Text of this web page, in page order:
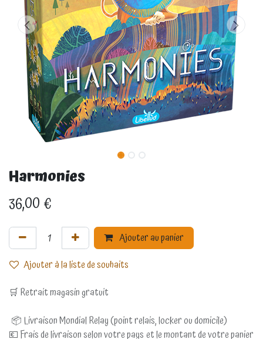
Harmonies
36,00€
Ajouter au panier
Ajouter à la liste de souhaits
🛒 Retrait magasin gratuit
📦 Livraison Mondial Relay (point relais, locker ou domicile)
💶 Frais de livraison selon votre pays et le montant de votre panier